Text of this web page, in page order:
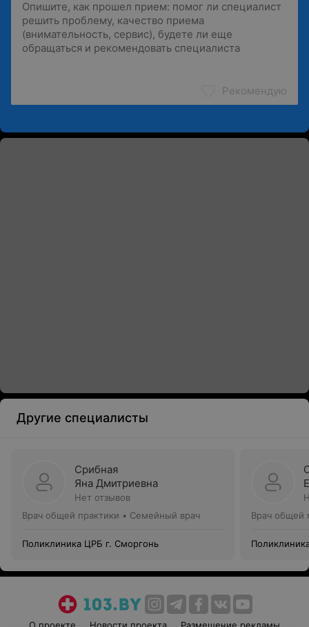
Рекомендую
Другие специалисты
Срибная
Яна Дмитриевна
Нет отзывов
Врач общей практики • Семейный врач
Поликлиника ЦРБ г. Сморгонь
Врач общей